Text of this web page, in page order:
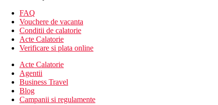
Descrierea plajei
plaja nisipoasa
sezlonguri si umbrele disponibile contra cost
Activitati sportive gratuite
4 piscine
sezlonguri si umbrele gratuite langa piscina
darts
biliard
Activitati sportive contra cost
FAQ
Vouchere de vacanta
Conditii de calatorie
Acte Calatorie
Verificare si plata online
Acte Calatorie
Agentii
Business Travel
Blog
Campanii si regulamente